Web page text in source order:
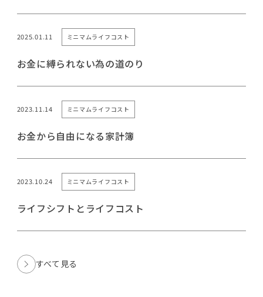
2025.01.11 ミニマムライフコスト
お金に縛られない為の道のり
2023.11.14 ミニマムライフコスト
お金から自由になる家計簿
2023.10.24 ミニマムライフコスト
ライフシフトとライフコスト
すべて見る